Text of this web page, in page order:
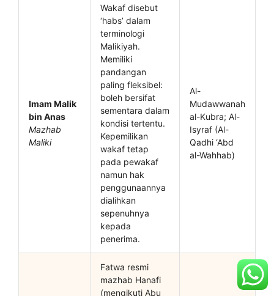
Imam Malik
bin Anas
Mazhab
Maliki
Wakaf disebut
‘habs’ dalam
terminologi
Malikiyah.
Memiliki
pandangan
paling fleksibel:
boleh bersifat
sementara dalam
kondisi tertentu.
Kepemilikan
wakaf tetap
pada pewakaf
namun hak
penggunaannya
dialihkan
sepenuhnya
kepada
penerima.
Al-
Mudawwanah
al-Kubra; Al-
Isyraf (Al-
Qadhi ‘Abd
al-Wahhab)
Fatwa resmi
mazhab Hanafi
(mengikuti Abu